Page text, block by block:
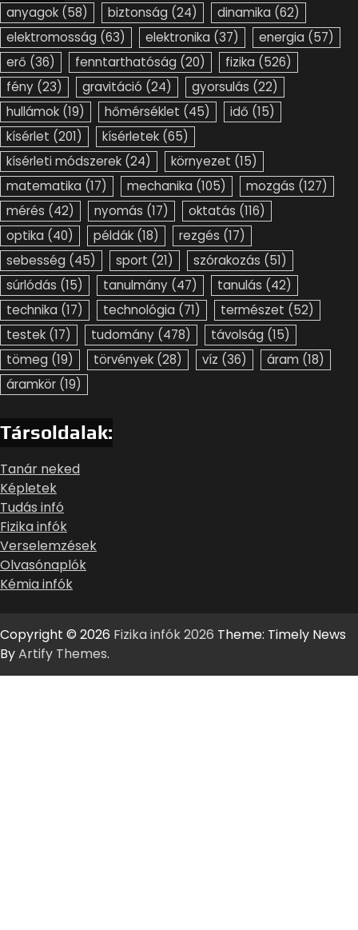
anyagok (58) biztonság (24) dinamika (62)
elektromosság (63) elektronika (37) energia (57)
erő (36) fenntarthatóság (20) fizika (526)
fény (23) gravitáció (24) gyorsulás (22)
hullámok (19) hőmérséklet (45) idő (15)
kísérlet (201) kísérletek (65)
kísérleti módszerek (24) környezet (15)
matematika (17) mechanika (105) mozgás (127)
mérés (42) nyomás (17) oktatás (116)
optika (40) példák (18) rezgés (17)
sebesség (45) sport (21) szórakozás (51)
súrlódás (15) tanulmány (47) tanulás (42)
technika (17) technológia (71) természet (52)
testek (17) tudomány (478) távolság (15)
tömeg (19) törvények (28) víz (36) áram (18)
áramkör (19)
Társoldalak:
Tanár neked
Képletek
Tudás infó
Fizika infók
Verselemzések
Olvasónaplók
Kémia infók
Copyright © 2026 Fizika infók 2026 Theme: Timely News
ByArtify Themes.